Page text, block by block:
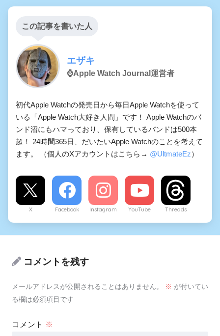
この記事を書いた人
エザキ
⌚️Apple Watch Journal運営者
初代Apple Watchの発売日から毎日Apple Watchを使って
いる「Apple Watch大好き人間」です！ Apple Watchのバ
ンド沼にもハマっており、保有しているバンドは500本
超！ 24時間365日、だいたいApple Watchのことを考えて
ます。 （個人のXアカウントはこちら→ @UltmateEz）
X Facebook Instagram YouTube Threads
コメントを残す
メールアドレスが公開されることはありません。 ※ が付いてい
る欄は必須項目です
コメント ※